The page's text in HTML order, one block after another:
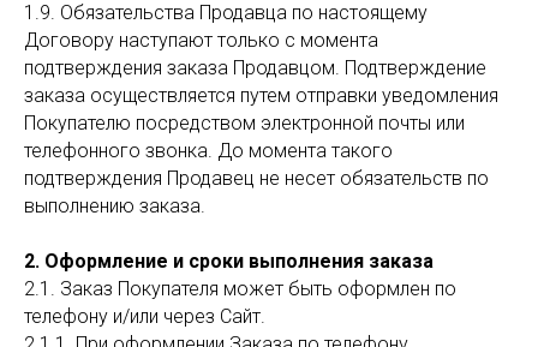
1.9. Обязательства Продавца по настоящему
Договору наступают только с момента
подтверждения заказа Продавцом. Подтверждение
заказа осуществляется путем отправки уведомления
Покупателю посредством электронной почты или
телефонного звонка. До момента такого
подтверждения Продавец не несет обязательств по
выполнению заказа.
2. Оформление и сроки выполнения заказа
2.1. Заказ Покупателя может быть оформлен по
телефону и/или через Сайт.